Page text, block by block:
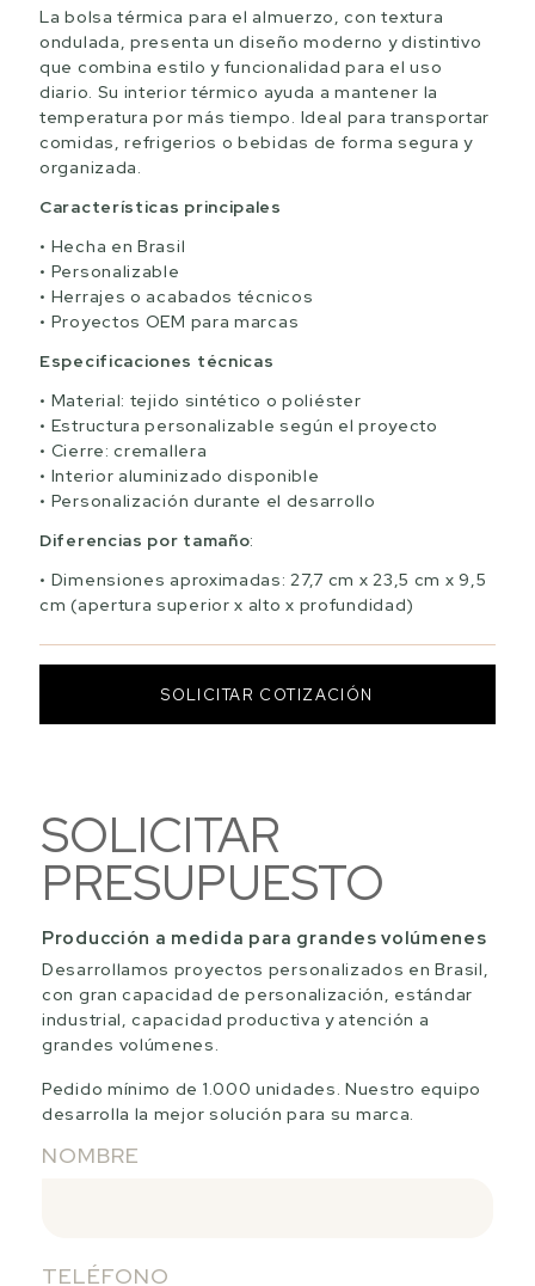
La bolsa térmica para el almuerzo, con textura
ondulada, presenta un diseño moderno y distintivo
que combina estilo y funcionalidad para el uso
diario. Su interior térmico ayuda a mantener la
temperatura por más tiempo. Ideal para transportar
comidas, refrigerios o bebidas de forma segura y
organizada.
Características principales
Hecha en Brasil
Personalizable
Herrajes o acabados técnicos
Proyectos OEM para marcas
Especificaciones técnicas
Material: tejido sintético o poliéster
Estructura personalizable según el proyecto
Cierre: cremallera
Interior aluminizado disponible
Personalización durante el desarrollo
Diferencias por tamaño:
Dimensiones aproximadas: 27,7 cm x 23,5 cm x 9,5
cm (apertura superior x alto x profundidad)
SOLICITAR COTIZACIÓN
SOLICITAR
PRESUPUESTO
Producción a medida para grandes volúmenes
Desarrollamos proyectos personalizados en Brasil,
con gran capacidad de personalización, estándar
industrial, capacidad productiva y atención a
grandes volúmenes.
Pedido mínimo de 1.000 unidades. Nuestro equipo
desarrolla la mejor solución para su marca.
NOMBRE
TELÉFONO